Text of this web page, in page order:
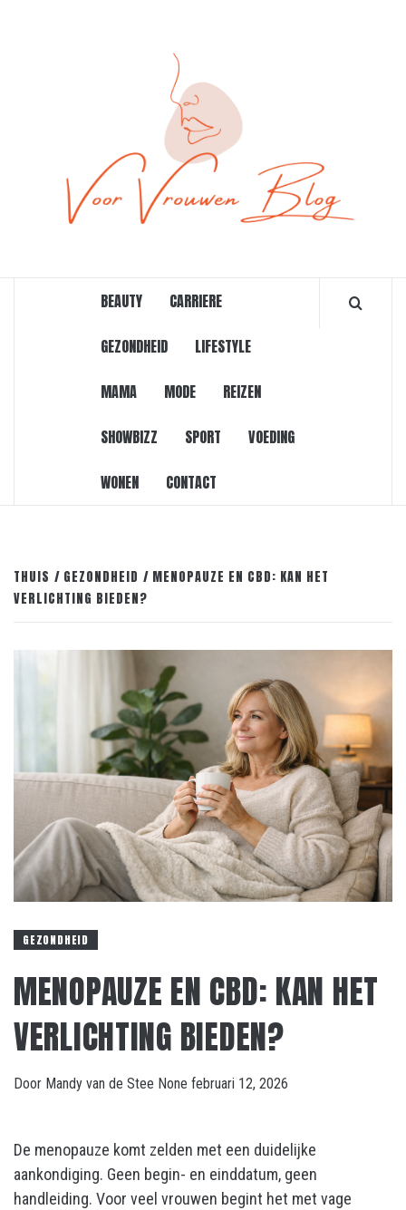
BEAUTY CARRIERE
GEZONDHEID LIFESTYLE
MAMA MODE REIZEN
SHOWBIZZ SPORT VOEDING
WONEN CONTACT
THUIS GEZONDHEID
MENOPAUZE EN CBD: KAN HET
VERLICHTING BIEDEN?
GEZONDHEID
MENOPAUZE EN CBD: KAN HET
VERLICHTING BIEDEN?
Door Mandy van de Stee None februari 12, 2026
De menopauze komt zelden met een duidelijke
aankondiging. Geen begin- en einddatum, geen
handleiding. Voor veel vrouwen begint het met vage